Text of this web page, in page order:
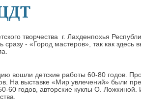
творчества г. Лахденпохья
сразу - «Город мастеров», так как
вошли детские работы 60-80 годов.
На выставке «Мир увлечений» были
60 годов, авторские куклы О.